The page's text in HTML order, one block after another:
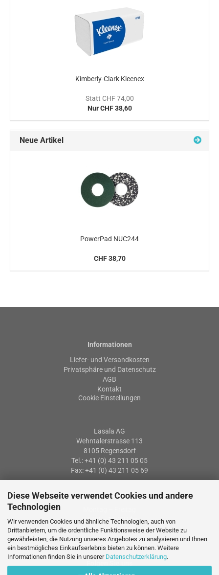
Diese Webseite verwendet Cookies und andere
Technologien
Wir verwenden Cookies und ähnliche Technologien, auch von
Drittanbietern, um die ordentliche Funktionsweise der Website zu
gewährleisten, die Nutzung unseres Angebotes zu analysieren und Ihnen
ein bestmögliches Einkaufserlebnis bieten zu können. Weitere
Informationen finden Sie in unserer Datenschutzerklärung.
Kimberly-Clark Kleenex
Statt CHF 74,00
Nur CHF 38,60
Neue Artikel
PowerPad NUC244
CHF 38,70
Informationen
Liefer- und Versandkosten
Privatsphäre und Datenschutz
AGB
Kontakt
Cookie Einstellungen
Lasala AG
Wehntalerstrasse 113
8105 Regensdorf
Tel.: +41 (0) 43 211 05 05
Fax: +41 (0) 43 211 05 69
Öffnungszeiten
07: 30 – 12:00 Uhr
13:15 – 17:15 Uhr